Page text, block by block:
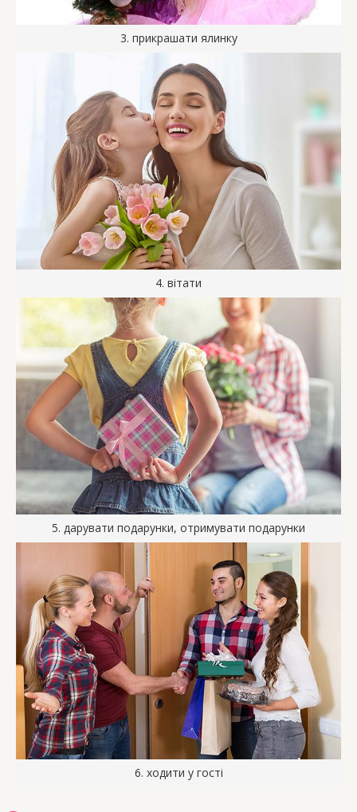
3. прикрашати ялинку
4. вітати
5. дарувати подарунки, отримувати подарунки
6. ходити у гості